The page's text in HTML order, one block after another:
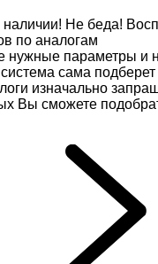
Не беда!
по аналогам
нужные параметры и
система сама
изначально
Вы сможете